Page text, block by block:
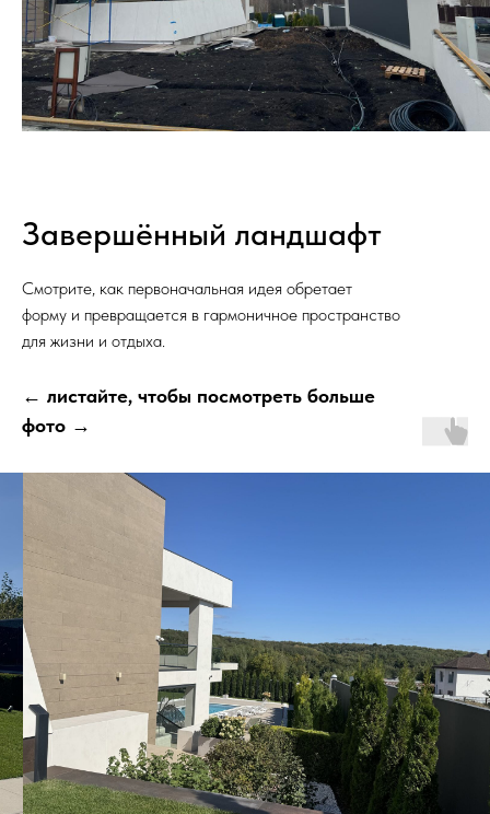
Завершённый ландшафт
Смотрите, как первоначальная идея обретает
форму и превращается в гармоничное пространство
для жизни и отдыха.
← листайте, чтобы посмотреть больше
фото →